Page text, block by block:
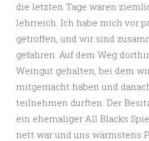
die letzten Tage waren
lehrreich. Ich habe mich vor
getroffen, und wir sind
gefahren. Auf dem Weg
Weingut gehalten, bei dem
mitgemacht haben und
teilnehmen durften. Der
ein ehemaliger All Blacks
nett war und uns wärmstens